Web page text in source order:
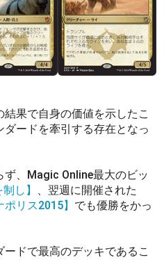
果で自身の価値を示したこ
ードを牽引する存在となっ
、Magic Online最大のビッ
し】
、翌週に開催された
リス2015】 でも優勝をかっ
ドで最高のデッキであるこ